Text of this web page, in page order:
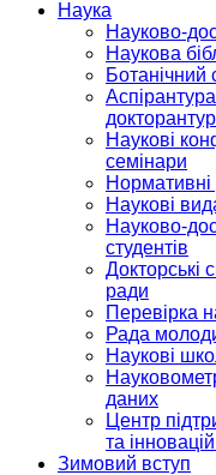
Наука
Науково-
Наукова
Ботанічний
Наукові
семінари
Наукові
Науково-
студентів
Докторські
ради
Перевірка
Рада
Наукові
даних
Центр
та
Зимовий вступ